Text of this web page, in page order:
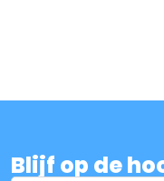
Blijf op de